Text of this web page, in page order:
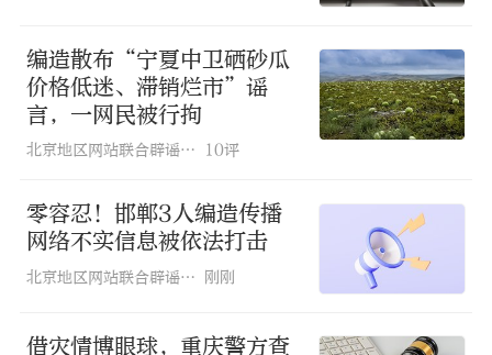
编造散布“宁夏中卫硒砂瓜
价格低迷、滞销烂市”谣
言，一网民被行拘
北京地区网站联合辟谣平台 10评
零容忍！邯郸3人编造传播
网络不实信息被依法打击
北京地区网站联合辟谣平台 刚刚
借灾情博眼球，重庆警方查